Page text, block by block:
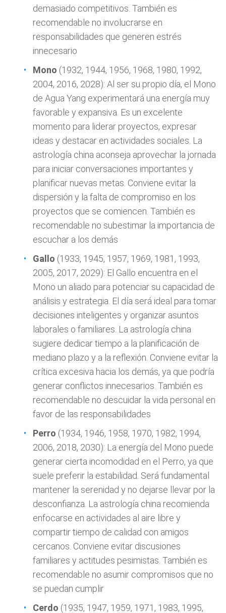
demasiado competitivos. También es
recomendable no involucrarse en
responsabilidades que generen estrés
innecesario
Mono (1932, 1944, 1956, 1968, 1980, 1992,
2004, 2016, 2028): Al ser su propio día, el Mono
de Agua Yang experimentará una energía muy
favorable y expansiva. Es un excelente
momento para liderar proyectos, expresar
ideas y destacar en actividades sociales. La
astrología china aconseja aprovechar la jornada
para iniciar conversaciones importantes y
planificar nuevas metas. Conviene evitar la
dispersión y la falta de compromiso en los
proyectos que se comiencen. También es
recomendable no subestimar la importancia de
escuchar a los demás
Gallo (1933, 1945, 1957, 1969, 1981, 1993,
2005, 2017, 2029): El Gallo encuentra en el
Mono un aliado para potenciar su capacidad de
análisis y estrategia. El día será ideal para tomar
decisiones inteligentes y organizar asuntos
laborales o familiares. La astrología china
sugiere dedicar tiempo a la planificación de
mediano plazo y a la reflexión. Conviene evitar la
crítica excesiva hacia los demás, ya que podría
generar conflictos innecesarios. También es
recomendable no descuidar la vida personal en
favor de las responsabilidades
Perro (1934, 1946, 1958, 1970, 1982, 1994,
2006, 2018, 2030): La energía del Mono puede
generar cierta incomodidad en el Perro, ya que
suele preferir la estabilidad. Será fundamental
mantener la serenidad y no dejarse llevar por la
desconfianza. La astrología china recomienda
enfocarse en actividades al aire libre y
compartir tiempo de calidad con amigos
cercanos. Conviene evitar discusiones
familiares y actitudes pesimistas. También es
recomendable no asumir compromisos que no
se puedan cumplir
Cerdo (1935, 1947, 1959, 1971, 1983, 1995,